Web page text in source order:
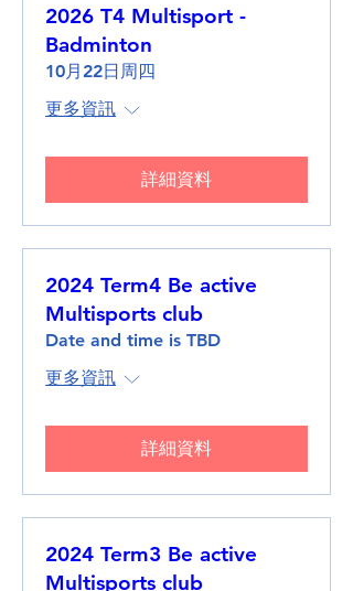
2026 T4 Multisport -
Badminton
10月22日周四
更多資訊
詳細資料
2024 Term4 Be active
Multisports club
Date and time is TBD
更多資訊
詳細資料
2024 Term3 Be active
Multisports club